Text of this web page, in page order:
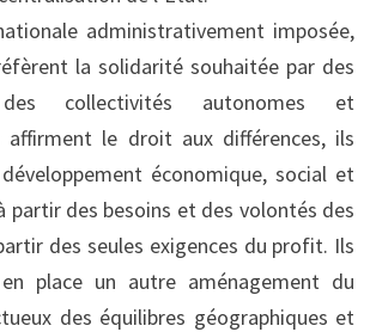
administrativement imposée,
la solidarité souhaitée par des
collectivités autonomes et
affirment le droit aux différences, ils
économique, social et
partir des besoins et des volontés des
des seules exigences du profit. Ils
place un autre aménagement du
des équilibres géographiques et